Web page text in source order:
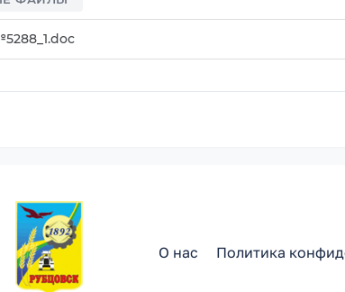
О нас Политика